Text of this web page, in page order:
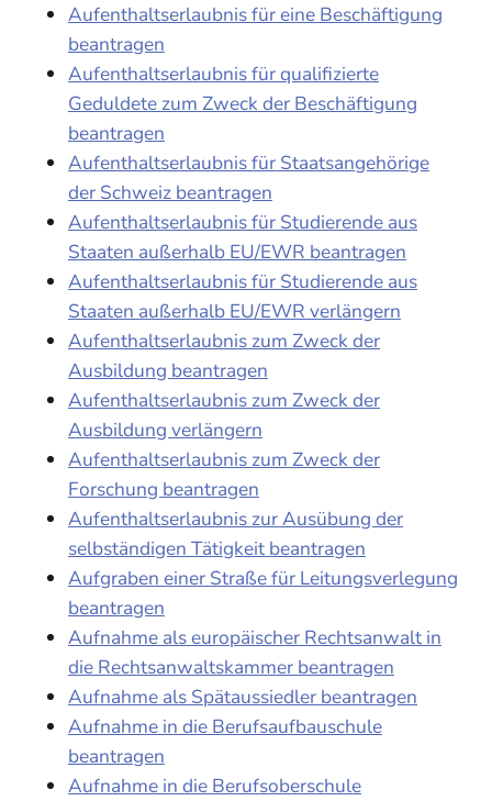
Aufenthaltserlaubnis für eine Beschäftigung
beantragen
Aufenthaltserlaubnis für qualifizierte
Geduldete zum Zweck der Beschäftigung
beantragen
Aufenthaltserlaubnis für Staatsangehörige
der Schweiz beantragen
Aufenthaltserlaubnis für Studierende aus
Staaten außerhalb EU/EWR beantragen
Aufenthaltserlaubnis für Studierende aus
Staaten außerhalb EU/EWR verlängern
Aufenthaltserlaubnis zum Zweck der
Ausbildung beantragen
Aufenthaltserlaubnis zum Zweck der
Ausbildung verlängern
Aufenthaltserlaubnis zum Zweck der
Forschung beantragen
Aufenthaltserlaubnis zur Ausübung der
selbständigen Tätigkeit beantragen
Aufgraben einer Straße für Leitungsverlegung
beantragen
Aufnahme als europäischer Rechtsanwalt in
die Rechtsanwaltskammer beantragen
Aufnahme als Spätaussiedler beantragen
Aufnahme in die Berufsaufbauschule
beantragen
Aufnahme in die Berufsoberschule